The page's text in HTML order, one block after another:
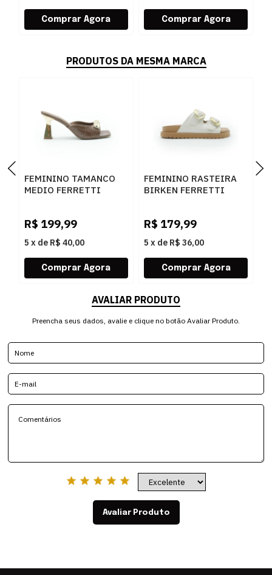
PRODUTOS DA MESMA MARCA
FEMININO TAMANCO
MEDIO FERRETTI
R$ 199,99
5 x de R$ 40,00
FEMININO RASTEIRA
BIRKEN FERRETTI
R$ 179,99
5 x de R$ 36,00
AVALIAR PRODUTO
Preencha seus dados, avalie e clique no botão Avaliar Produto.
Avaliar Produto